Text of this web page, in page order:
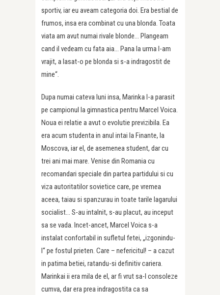
sportiv, iar eu aveam categoria doi. Era bestial de
frumos, insa era combinat cu una blonda. Toata
viata am avut numai rivale blonde… Plangeam
cand il vedeam cu fata aia… Pana la urma l-am
vrajit, a lasat-o pe blonda si s-a indragostit de
mine“.
Dupa numai cateva luni insa, Marinka l-a parasit
pe campionul la gimnastica pentru Marcel Voica.
Noua ei relatie a avut o evolutie previzibila. Ea
era acum studenta in anul intai la Finante, la
Moscova, iar el, de asemenea student, dar cu
trei ani mai mare. Venise din Romania cu
recomandari speciale din partea partidului si cu
viza autoritatilor sovietice care, pe vremea
aceea, taiau si spanzurau in toate tarile lagarului
socialist… S-au intalnit, s-au placut, au inceput
sa se vada. Incet-ancet, Marcel Voica s-a
instalat confortabil in sufletul fetei, „izgonindu-
l“ pe fostul prieten. Care – nefericitul! – a cazut
in patima betiei, ratandu-si definitiv cariera.
Marinkai ii era mila de el, ar fi vrut sa-l consoleze
cumva, dar era prea indragostita ca sa